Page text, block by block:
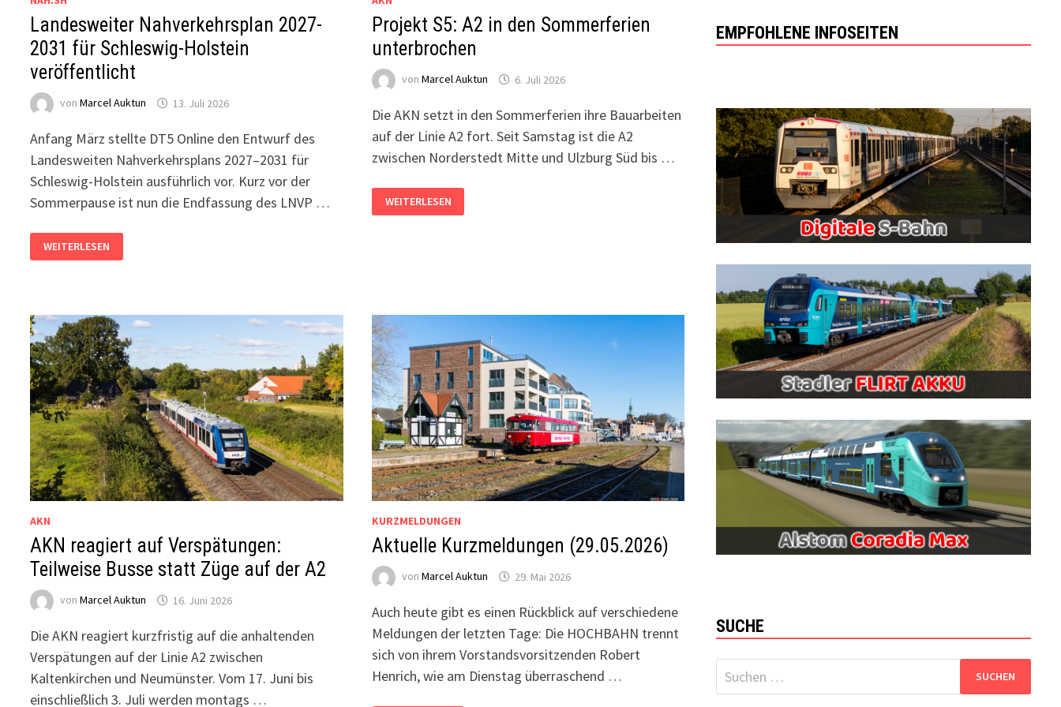
Landesweiter Nahverkehrsplan 2027-
2031 für Schleswig-Holstein
veröffentlicht
vonMarcel Auktun 13. Juli 2026
Anfang März stellte DT5 Online den Entwurf des
Landesweiten Nahverkehrsplans 2027–2031 für
Schleswig-Holstein ausführlich vor. Kurz vor der
Sommerpause ist nun die Endfassung des LNVP …
NAHVERKEHRSPLAN
2027-
VERÖFFENTLICHT
WEITERLESEN
Projekt S5: A2 in den Sommerferien
unterbrochen
von Marcel Auktun 6. Juli 2026
Die AKN setzt in den Sommerferien ihre Bauarbeiten
auf der Linie A2 fort. Seit Samstag ist die A2
zwischen Norderstedt Mitte und Ulzburg Süd bis …
S5:
A2
WEITERLESEN
AKN
AKN reagiert auf Verspätungen:
Teilweise Busse statt Züge auf der A2
vonMarcel Auktun 16. Juni 2026
Die AKN reagiert kurzfristig auf die anhaltenden
Verspätungen auf der Linie A2 zwischen
Kaltenkirchen und Neumünster. Vom 17. Juni bis
einschließlich 3. Juli werden montags …
KURZMELDUNGEN
Aktuelle Kurzmeldungen (29.05.2026)
von Marcel Auktun 29. Mai 2026
Auch heute gibt es einen Rückblick auf verschiedene
Meldungen der letzten Tage: Die HOCHBAHN trennt
sich von ihrem Vorstandsvorsitzenden Robert
Henrich, wie am Dienstag überraschend …
EMPFOHLENE INFOSEITEN
SUCHE
Suchen
nach: